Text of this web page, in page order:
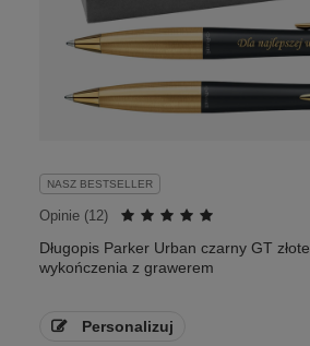
NASZ BESTSELLER
Opinie (12)
Długopis Parker Urban czarny GT złote
wykończenia z grawerem
Personalizuj